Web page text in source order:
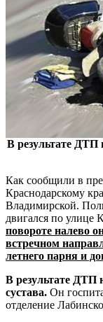
В результате ДТП
Как сообщили в
Краснодарскому
Владимирской.
двигался по улице
повороте налево
встречном
летнего парня и
В результате ДТП
сустава. Он
отделение